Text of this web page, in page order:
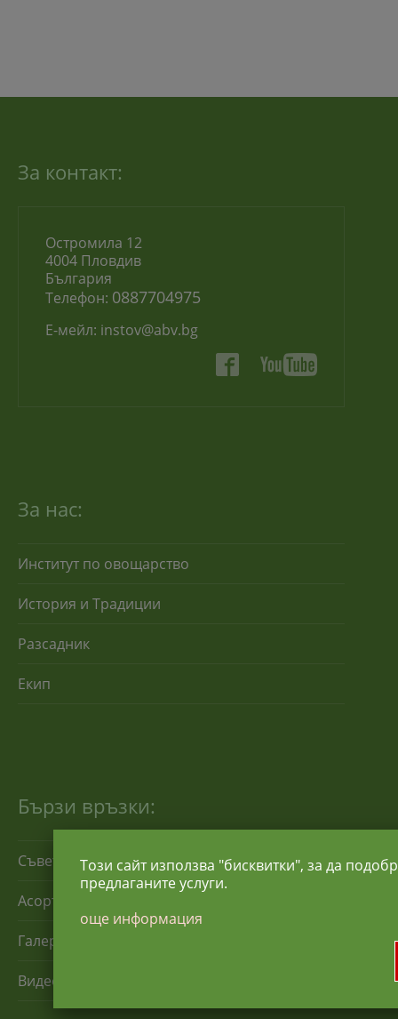
За контакт:
Остромила 12
4004 Пловдив
България
Телефон: 0887704975
Е-мейл: instov@abv.bg
За нас:
Институт по овощарство
История и Традиции
Разсадник
Екип
Бързи връзки:
Съвети за отглеждане
Асортимент
Галерия
Видео
Този сайт използва "бисквитки", за да
предлаганите услуги.
още информация